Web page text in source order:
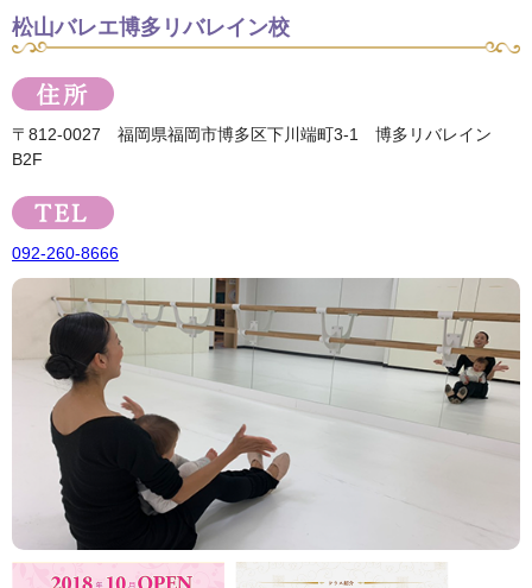
松山バレエ博多リバレイン校
〒812-0027 福岡県福岡市博多区下川端町3-1 博多リバレイン
B2F
092-260-8666